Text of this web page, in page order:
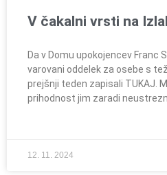
V čakalni vrsti na
Da v Domu upokojencev Franc
varovani oddelek za osebe s
prejšnji teden zapisali TUKAJ.
prihodnost jim zaradi
12. 11. 2024